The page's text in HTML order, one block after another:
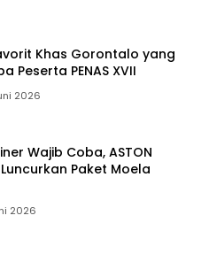
Khas Gorontalo yang
Peserta PENAS XVII
2026
Wajib Coba, ASTON
Paket Moela
2026